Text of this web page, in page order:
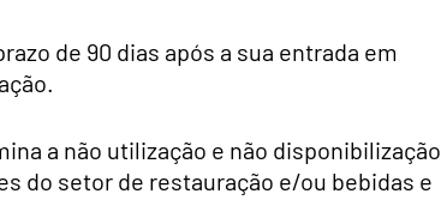
de 90 dias após a sua entrada em
a não utilização e não disponibilização
do setor de restauração e/ou bebidas e